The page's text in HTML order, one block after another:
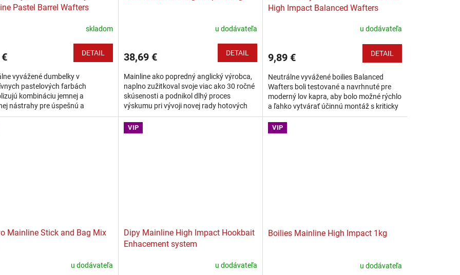
Pastel Barrel Wafters
skladom
DETAIL
vyvážené dumbelky v
pastelových farbách
kombináciu jemnej a
nástrahy pre úspešnú a
prezentáciu. Špeciálne jemné
farby boli zvolené...
u dodávateľa
38,69 € DETAIL
Mainline ako popredný anglický výrobca,
naplno zužitkoval svoje viac ako 30 ročné
skúsenosti a podnikol dlhý proces
výskumu pri vývoji novej rady hotových
boilies, aby vytvoril vysoko účinnú...
High Impact Balanced Wafters
u dodávateľa
9,89 € DETAIL
Neutrálne vyvážené boilies Balanced
Wafters boli testované a navrhnuté pre
moderný lov kapra, aby bolo možné rýchlo
a ľahko vytvárať účinnú montáž s kriticky
(neutrálne) vyváženou nástrahou. Toto...
Mainline Stick and Bag Mix
u dodávateľa
VIP
Dipy Mainline High Impact Hookbait
Enhacement system
u dodávateľa
VIP
Boilies Mainline High Impact 1kg
u dodávateľa